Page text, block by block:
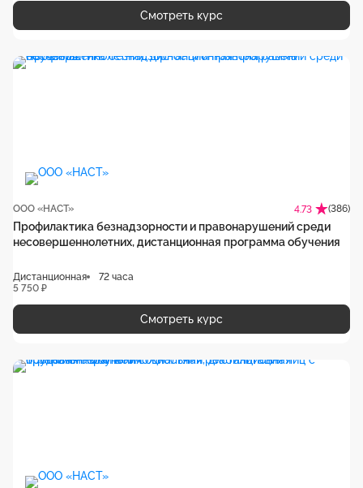
Смотреть курс
ООО «НАСТ» 4.73 (386)
Профилактика безнадзорности и правонарушений среди
несовершеннолетних, дистанционная программа обучения
Дистанционная
72 часа
5 750 ₽
Смотреть курс